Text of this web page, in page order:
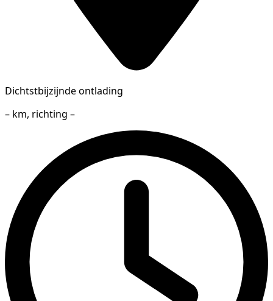
Dichtstbijzijnde ontlading
– km, richting –